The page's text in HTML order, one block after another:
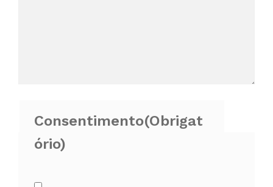
Consentimento(Obrigat
ório)